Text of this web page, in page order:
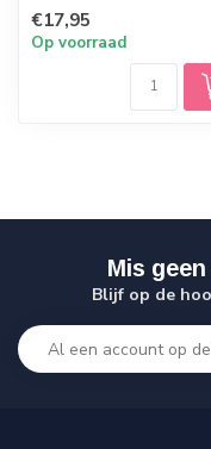
€17,95
Op voorraad
Mis
Blijf op de